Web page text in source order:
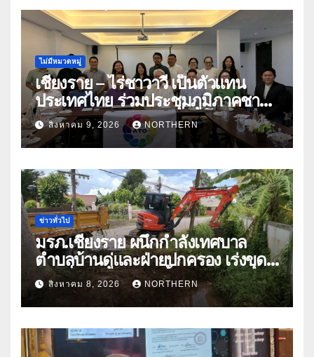
ไม่มีหมวดหมู่
เชียงราย – ไร่ชาวาวี เป็นตัวแทน
ประเทศไทย ร่วมประชุมภูมิภาคชา
อาเซียน ATO 2026 ที่อินโดนีเซีย
หารืออนาคตอุตสาหกรรมชา
ท่ามกลางความท้าทายโลก
สิงหาคม 9, 2026 NORTHERN
ข่าวทั่วไป
มรภ.เชียงราย ผนึกกำลังเทศบาล
ตำบลบ้านดู่และฝ่ายปกครอง เร่งขุด
ลอกสิ่งกีดขวางทางน้ำ ป้องกันและลด
ปัญหาน้ำท่วม
สิงหาคม 8, 2026 NORTHERN